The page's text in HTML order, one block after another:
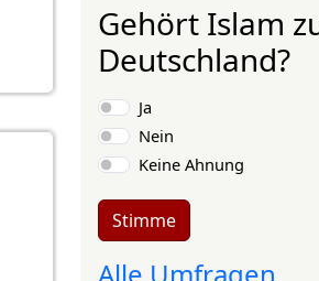
Gehört Islam
Deutschland?
Ja
Nein
Keine Ahnung
Stimme
Alle Umfragen